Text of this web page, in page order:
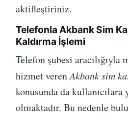
aktifleştiriniz.
Telefonla Akbank Sim
Kaldırma İşlemi
Telefon şubesi
hizmet verenAkbank sim
konusunda da kullanıcılara
olmaktadır. Bu nedenle